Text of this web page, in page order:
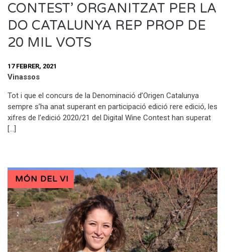
CONTEST’ ORGANITZAT PER LA
DO CATALUNYA REP PROP DE
20 MIL VOTS
17 FEBRER, 2021
Vinassos
Tot i que el concurs de la Denominació d’Origen Catalunya
sempre s’ha anat superant en participació edició rere edició, les
xifres de l’edició 2020/21 del Digital Wine Contest han superat
[…]
MÓN DEL VI